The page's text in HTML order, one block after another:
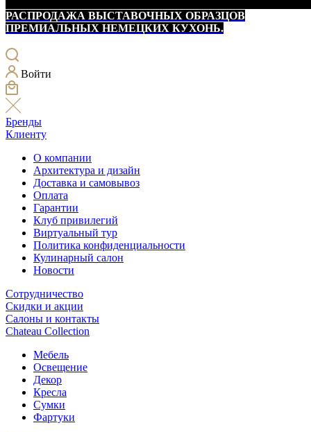
РАСПРОДАЖА ВЫСТАВОЧНЫХ ОБРАЗЦОВ
ПРЕМИАЛЬНЫХ НЕМЕЦКИХ КУХОНЬ.
Войти
Бренды
Клиенту
О компании
Архитектура и дизайн
Доставка и самовывоз
Оплата
Гарантии
Клуб привилегий
Виртуальный тур
Политика конфиденциальности
Кулинарный салон
Новости
Сотрудничество
Скидки и акции
Салоны и контакты
Chateau Collection
Мебель
Освещение
Декор
Кресла
Сумки
Фартуки